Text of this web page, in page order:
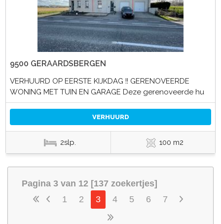
9500 GERAARDSBERGEN
VERHUURD OP EERSTE KIJKDAG !! GERENOVEERDE
WONING MET TUIN EN GARAGE Deze gerenoveerde hu
VERHUURD
2slp. 100 m2
Pagina 3 van 12 [137 zoekertjes]
1
2 3 4 5 6 7